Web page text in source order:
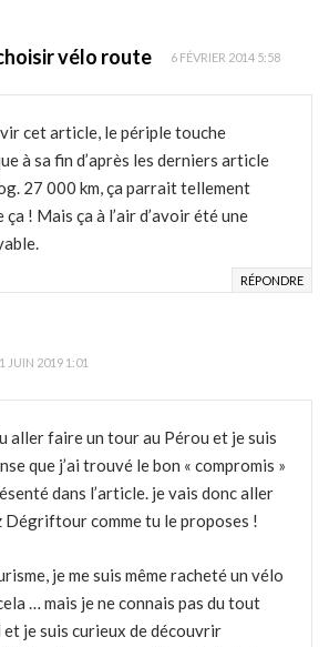
vélo route 6 FÉVRIER 2014 5:58
cet article, le périple touche
à sa fin d’après les derniers article
27 000 km, ça parrait tellement
ça ! Mais ça à l’air d’avoir été une
RÉPONDRE
JUIN 2019 1:01
aller faire un tour au Pérou et je suis
que j’ai trouvé le bon « compromis »
dans l’article. je vais donc aller
Dégriftour comme tu le proposes !
je me suis même racheté un vélo
… mais je ne connais pas du tout
et je suis curieux de découvrir